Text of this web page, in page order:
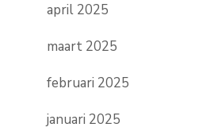
april 2025
maart 2025
februari 2025
januari 2025